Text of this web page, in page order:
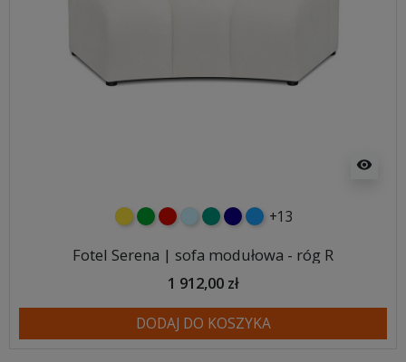
visibility
żółtyzielonyczerwony
błękitnyturkusowy
granatowy
niebieski
+13
Fotel Serena | sofa modułowa - róg R
1 912,00 zł
DODAJ DO KOSZYKA